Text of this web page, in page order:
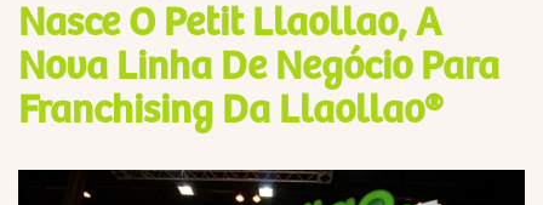
Nasce O Petit Llaollao, A
Nova Linha De Negócio Para
Franchising Da Llaollao®